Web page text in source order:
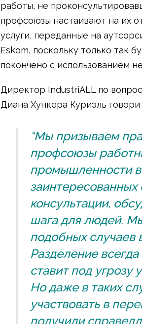
работы, не
профсоюзы настаивают на их
услуги, переданные на
Eskom, поскольку только так
покончено с использованием
Директор IndustriALL по
Диана Хункера Куриэль
“Мы призываем
профсоюзы
промышленности
консультации,
шага для людей.
подобных случаев
Разделение
ставит под угрозу
Но даже в таких
участвовать в
получили